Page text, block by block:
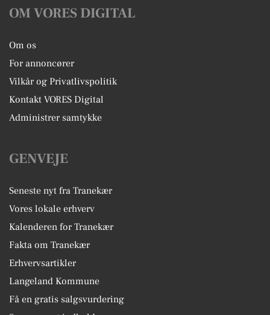
OM VORES DIGITAL
Om os
For annoncører
Vilkår og Privatlivspolitik
Kontakt VORES Digital
Administrer samtykke
GENVEJE
Seneste nyt fra Tranekær
Vores lokale erhverv
Kalenderen for Tranekær
Fakta om Tranekær
Erhvervsartikler
Langeland Kommune
Få en gratis salgsvurdering